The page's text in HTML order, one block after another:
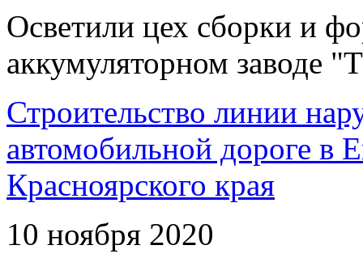
Осветили цех сборки и
аккумуляторном заводе
Строительство линии
автомобильной дороге в
Красноярского края
10 ноября 2020